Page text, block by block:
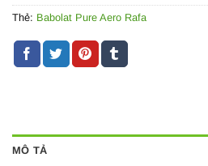
Thẻ: Babolat Pure Aero Rafa
MÔ TẢ